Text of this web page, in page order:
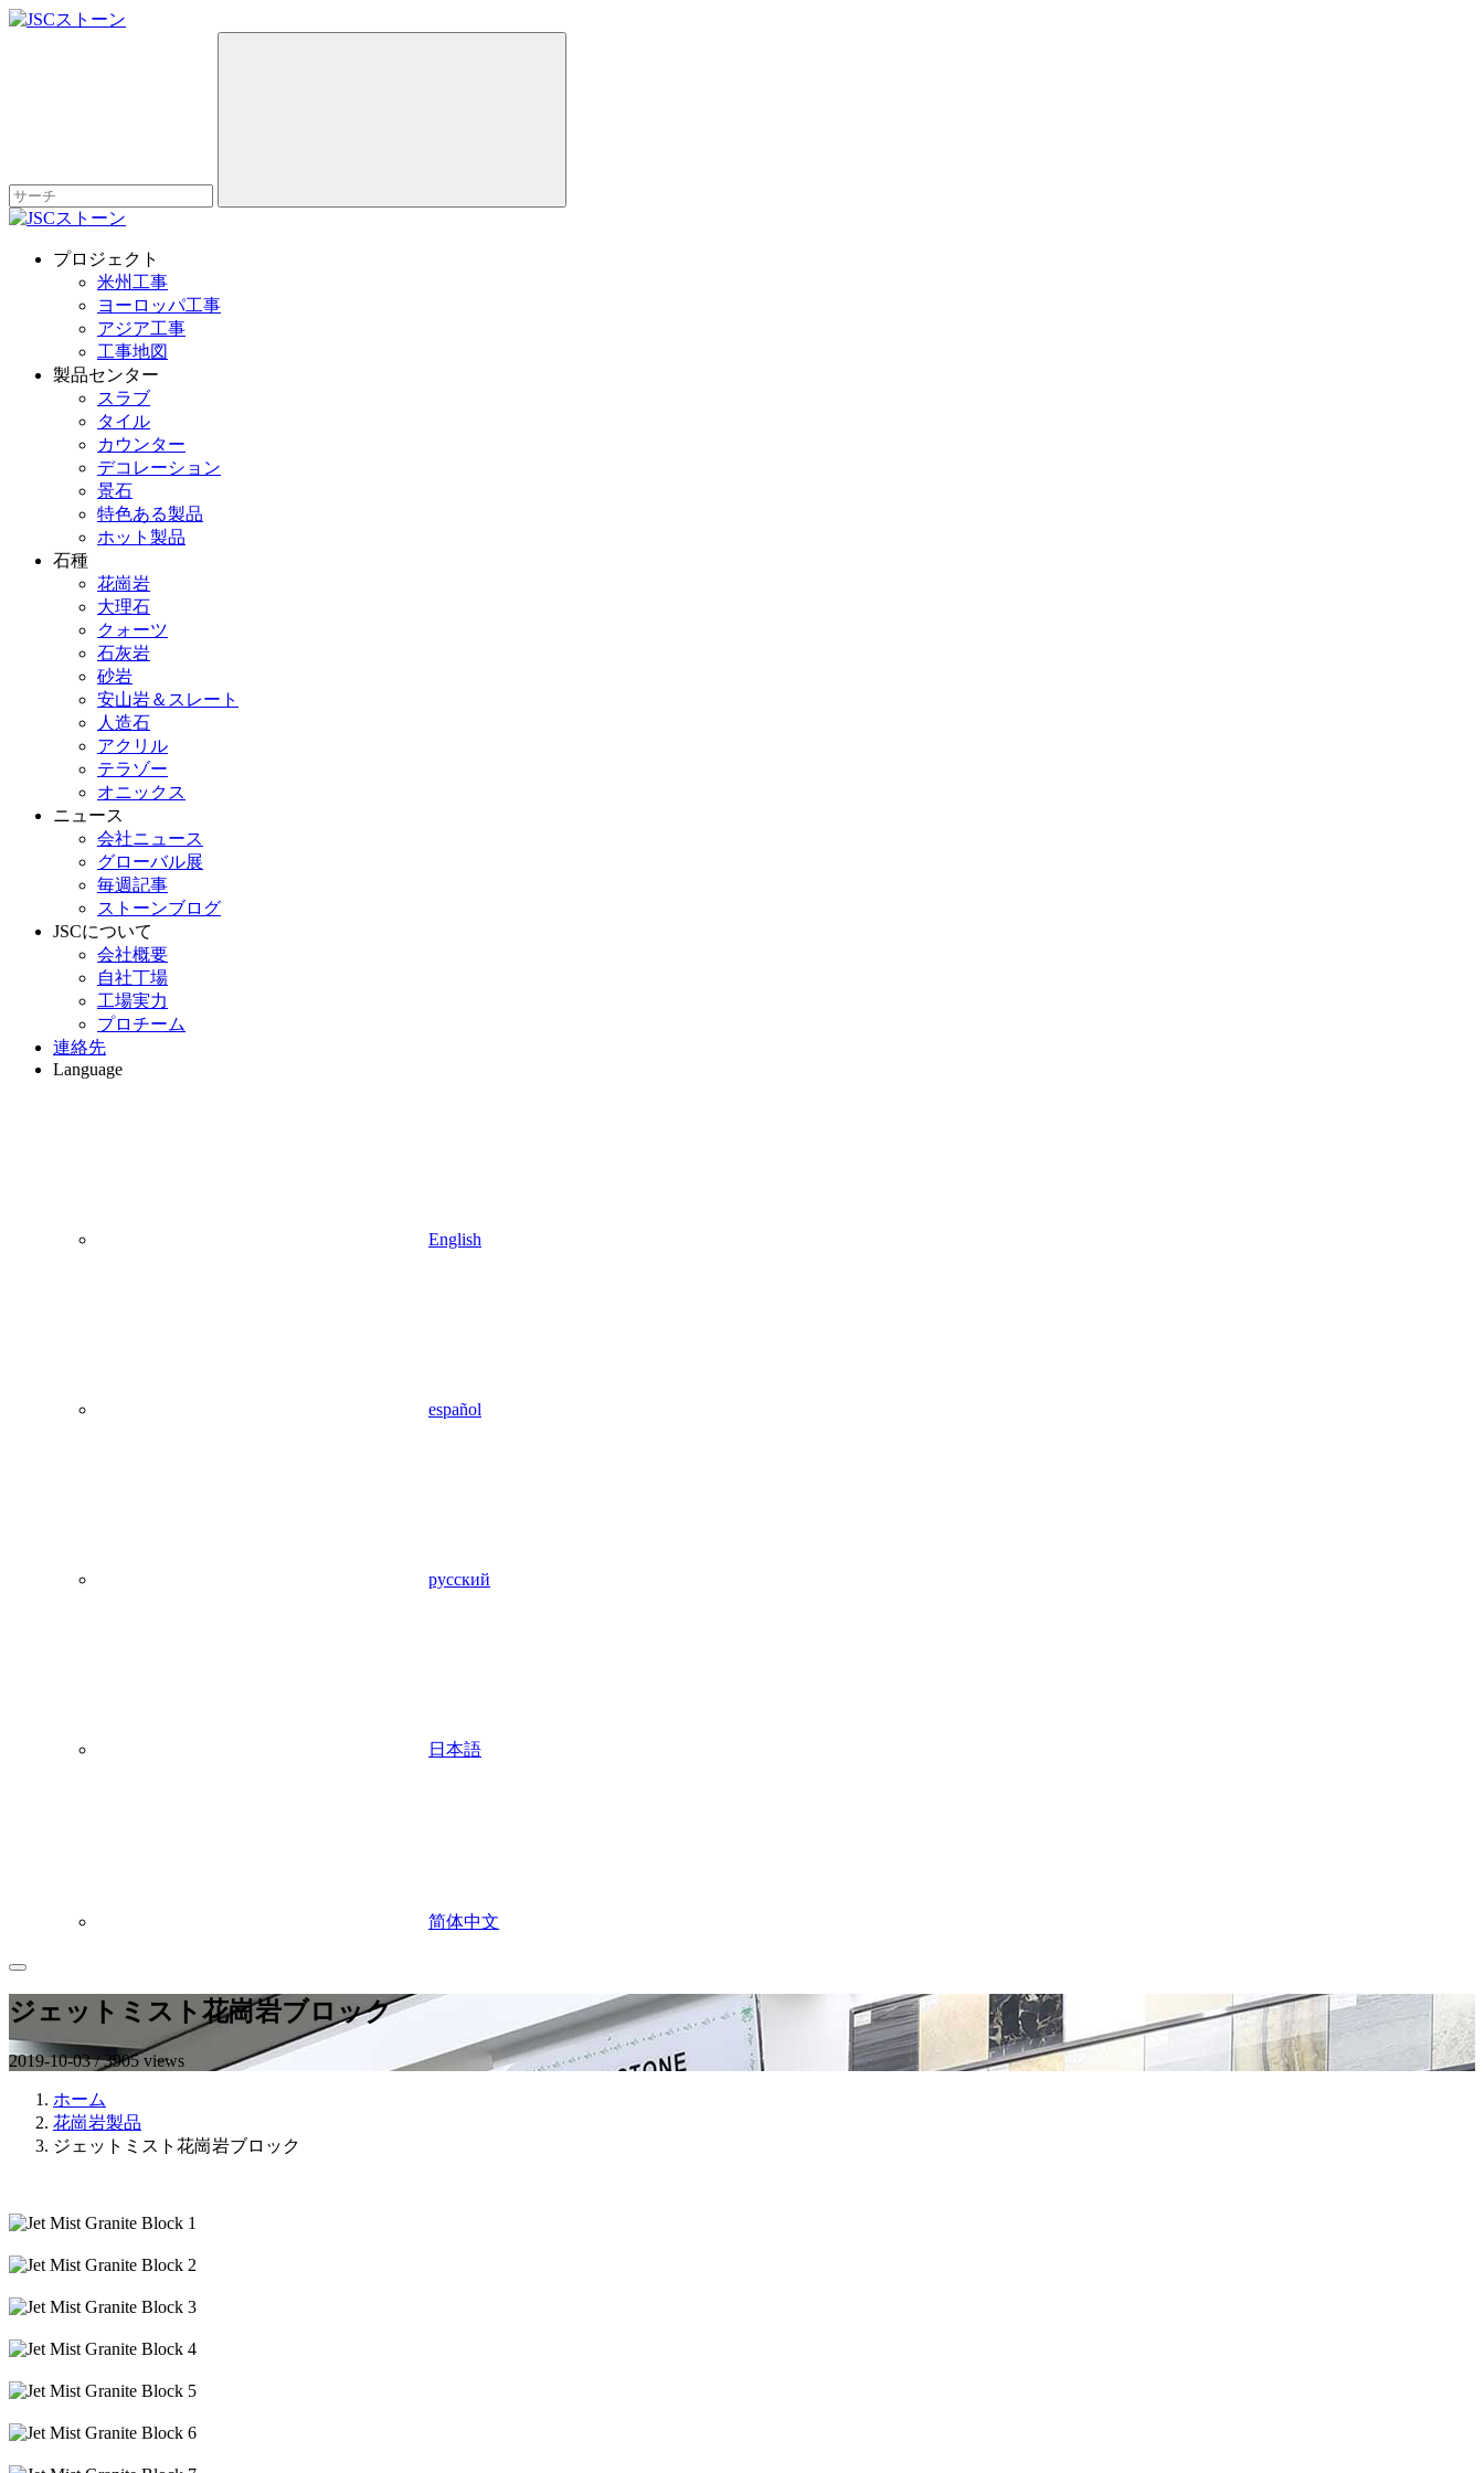
プロジェクト
米州工事
ヨーロッパ工事
アジア工事
工事地図
製品センター
スラブ
タイル
カウンター
デコレーション
景石
特色ある製品
ホット製品
石種
花崗岩
大理石
クォーツ
石灰岩
砂岩
安山岩＆スレート
人造石
アクリル
テラゾー
オニックス
ニュース
会社ニュース
グローバル展
毎週記事
ストーンブログ
JSCについて
会社概要
自社丁場
工場実力
プロチーム
連絡先
Language
English
español
русский
日本語
简体中文
ジェットミスト花崗岩ブロック
2019-10-03 / 3905 views
ホーム
花崗岩製品
ジェットミスト花崗岩ブロック